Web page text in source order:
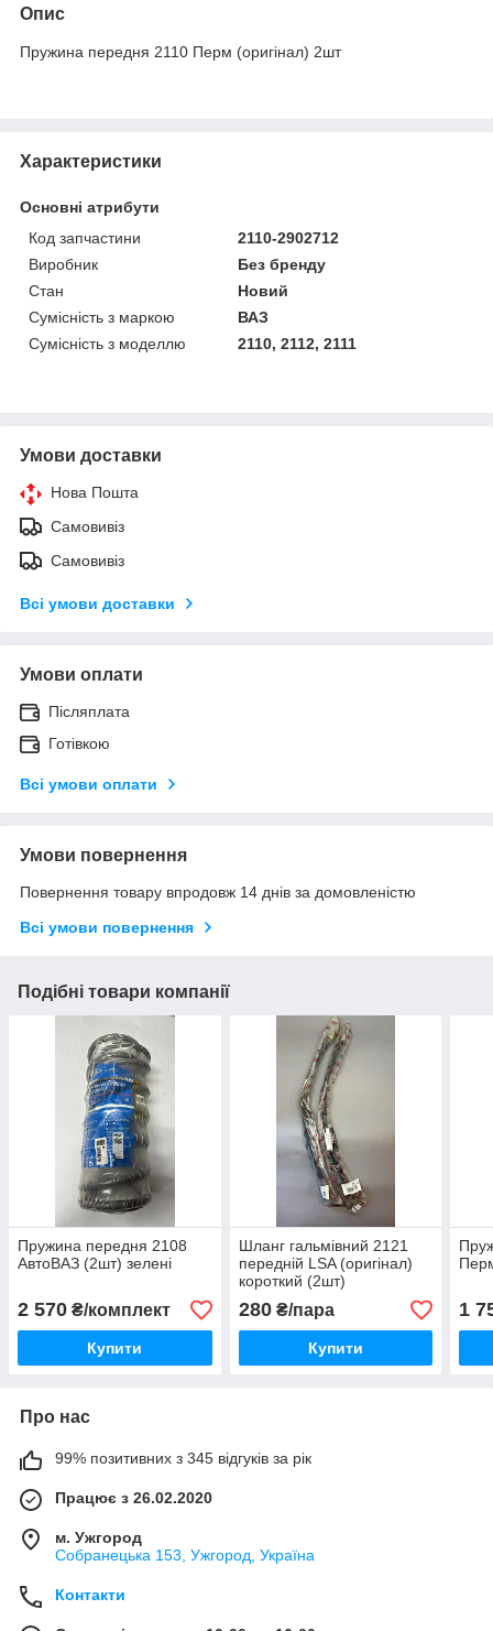
Опис
Пружина передня 2110 Перм (оригінал) 2шт
Характеристики
Основні атрибути
Код запчастини
2110-2902712
Виробник
Без бренду
Стан
Новий
Сумісність з маркою
ВАЗ
Сумісність з моделлю
2110, 2112, 2111
Умови доставки
Нова Пошта
Самовивіз
Самовивіз
Всі умови доставки
Умови оплати
Післяплата
Готівкою
Всі умови оплати
Умови повернення
Повернення товару впродовж 14 днів за домовленістю
Всі умови повернення
Подібні товари компанії
Пружина передня 2108
АвтоВАЗ (2шт) зелені
2 570 ₴/комплект
Купити
Шланг гальмівний 2121
передній LSA (оригінал)
короткий (2шт)
280₴/пара
Купити
1
Про нас
99% позитивних з 345 відгуків за рік
Працює з 26.02.2020
м. Ужгород
Собранецька 153, Ужгород, Україна
Контакти